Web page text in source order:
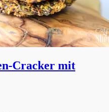
Cracker mit